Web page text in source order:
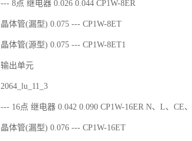
--- 8点 继电器 0.026 0.044 CP1W-8ER
晶体管(漏型) 0.075 --- CP1W-8ET
晶体管(源型) 0.075 --- CP1W-8ET1
输出单元
2064_lu_11_3
--- 16点 继电器 0.042 0.090 CP1W-16ER N、L、CE
晶体管(漏型) 0.076 --- CP1W-16ET